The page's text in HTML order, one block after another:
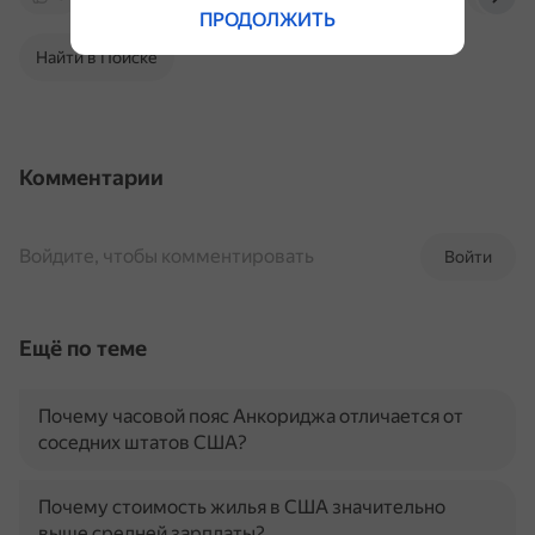
Найти в Поиске
Комментарии
Войти
Войдите, чтобы комментировать
Ещё по теме
Почему часовой пояс Анкориджа отличается от
соседних штатов США?
Почему стоимость жилья в США значительно
ПРОДОЛЖИТЬ